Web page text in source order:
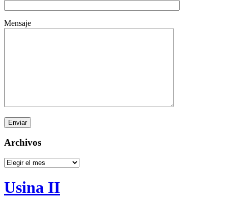
Mensaje
Archivos
Archivos
Usina II